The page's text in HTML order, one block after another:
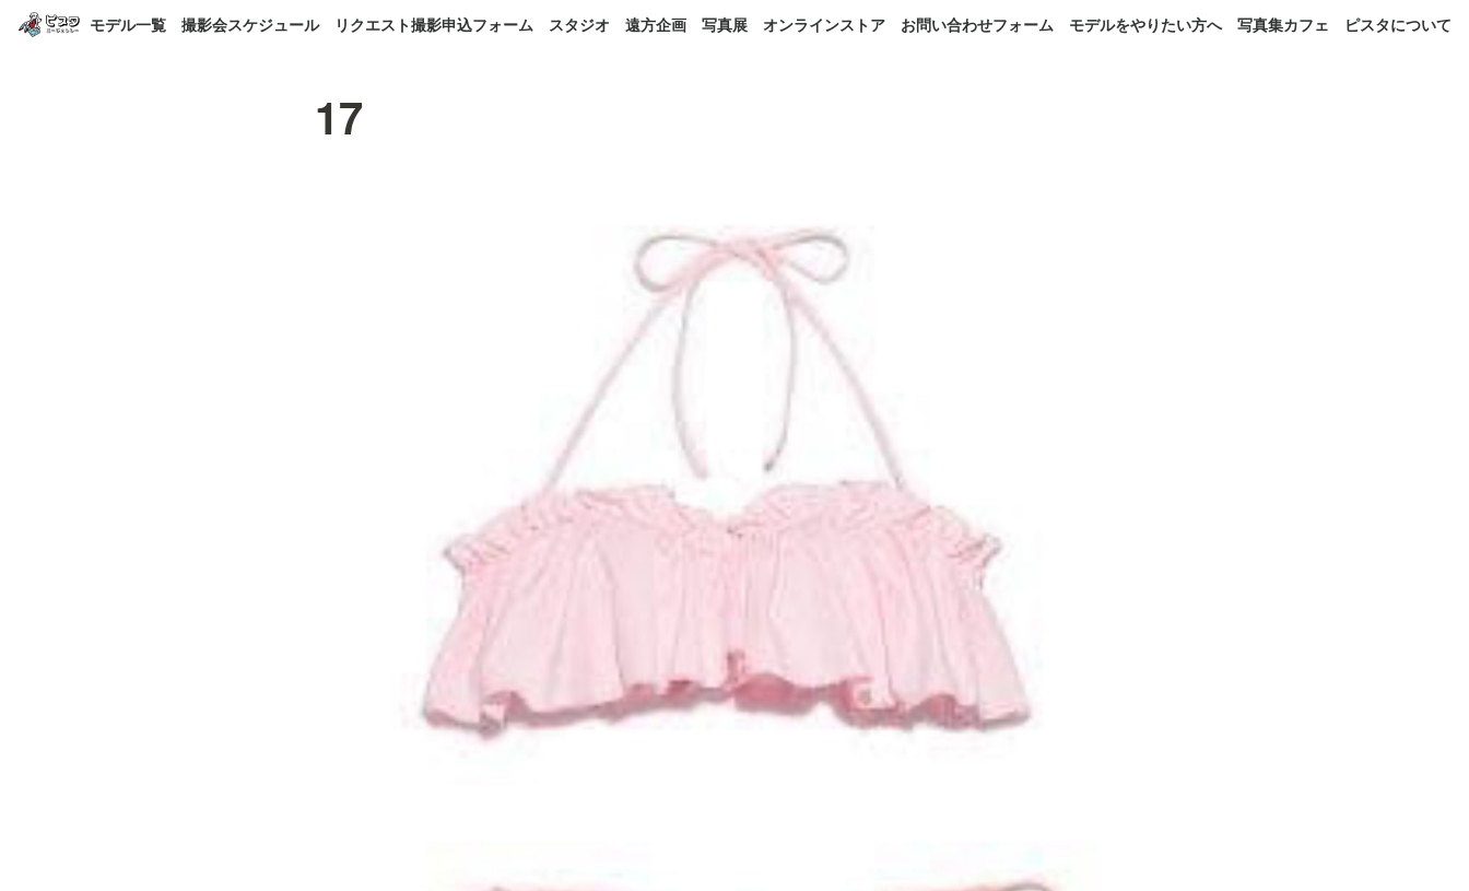
モデル一覧 撮影会スケジュール リクエスト撮影申込フォーム スタジオ 遠方企画 写真展 オンラインストア お問い合わせフォーム モデルをやりたい方へ 写真集カフェ ピスタについて
17